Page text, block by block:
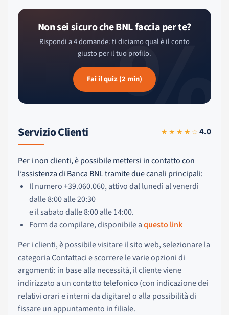
%
Non sei sicuro che BNL faccia per te?
Rispondi a 4 domande: ti diciamo qual è il conto
giusto per il tuo profilo.
Fai il quiz (2 min)
Servizio Clienti ★★★★☆4.0
Per i non clienti, è possibile mettersi in contatto con
l’assistenza di Banca BNL tramite due canali principali:
Il numero +39.060.060, attivo dal lunedì al venerdì
dalle 8:00 alle 20:30
e il sabato dalle 8:00 alle 14:00.
Form da compilare, disponibile aquesto link
Per i clienti, è possibile visitare il sito web, selezionare la
categoria Contattaci e scorrere le varie opzioni di
argomenti: in base alla necessità, il cliente viene
indirizzato a un contatto telefonico (con indicazione dei
relativi orari e interni da digitare) o alla possibilità di
fissare un appuntamento in filiale.